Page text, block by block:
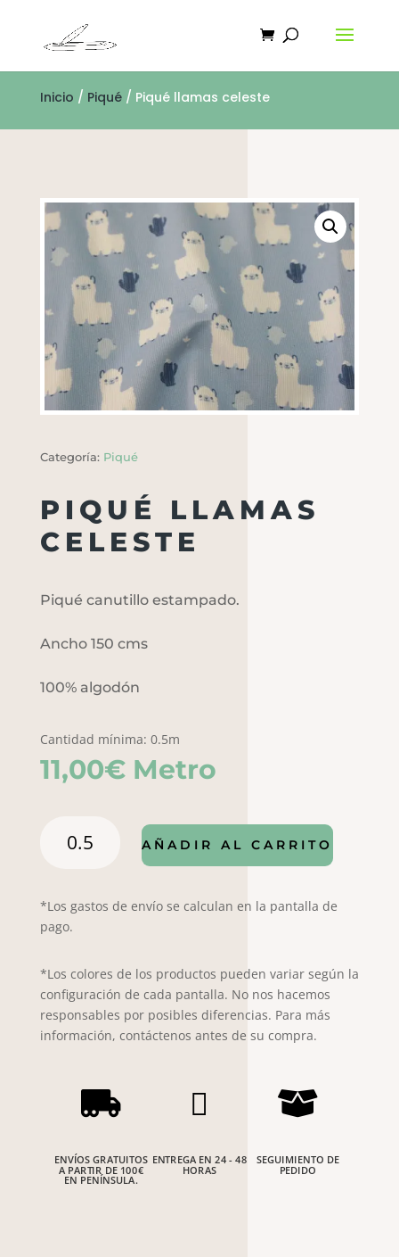
Inicio / Piqué/ Piqué llamas celeste
Categoría: Piqué
PIQUÉ LLAMAS
CELESTE
Piqué canutillo estampado.
Ancho 150 cms
100% algodón
Cantidad mínima: 0.5m
11,00€ Metro
llamas
AÑADIR AL CARRITO
*Los gastos de envío se calculan en la pantalla de
pago.
*Los colores de los productos pueden variar según la
configuración de cada pantalla. No nos hacemos
responsables por posibles diferencias. Para más
información, contáctenos antes de su compra.

ENVÍOS GRATUITOS
A PARTIR DE 100€
EN PENÍNSULA.

ENTREGA EN 24 - 48
HORAS

SEGUIMIENTO DE
PEDIDO